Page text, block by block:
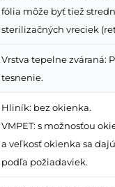
fólia môže byť tiež
sterilizačných vreciek
Vrstva tepelne zváraná:
tesnenie.
Hliník: bez okienka.
VMPET: s možnosťou
a veľkosť okienka sa
podľa požiadaviek.